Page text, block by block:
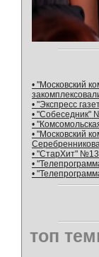
• "Московский
• "Экспресс
• "Собеседник"
•
• "Московский
Серебренникова.
• "СтарХит"
•
•
топ